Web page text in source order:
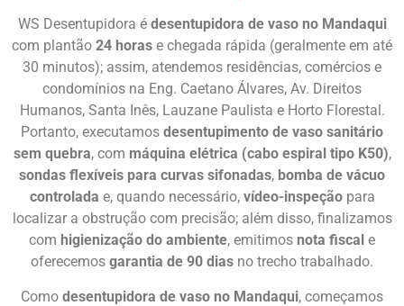
WS Desentupidora é desentupidora de vaso no Mandaqui
com plantão 24 horas e chegada rápida (geralmente em até
30 minutos); assim, atendemos residências, comércios e
condomínios na Eng. Caetano Álvares, Av. Direitos
Humanos, Santa Inês, Lauzane Paulista e Horto Florestal.
Portanto, executamos desentupimento de vaso sanitário
sem quebra, com máquina elétrica (cabo espiral tipo K50),
sondas flexíveis para curvas sifonadas, bomba de vácuo
controlada e, quando necessário, vídeo-inspeçãopara
localizar a obstrução com precisão; além disso, finalizamos
com higienização do ambiente, emitimos nota fiscal e
oferecemos garantia de 90 dias no trecho trabalhado.
Como desentupidora de vaso no Mandaqui, começamos